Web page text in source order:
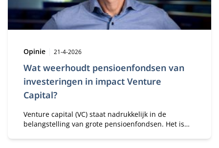
Wat weerhoudt pensioenfondsen van
investeringen in impact Venture
Capital?
Type:
Opinie Publicatiedatum:
21-4-2026
Venture capital (VC) staat nadrukkelijk in de
belangstelling van grote pensioenfondsen. Het is